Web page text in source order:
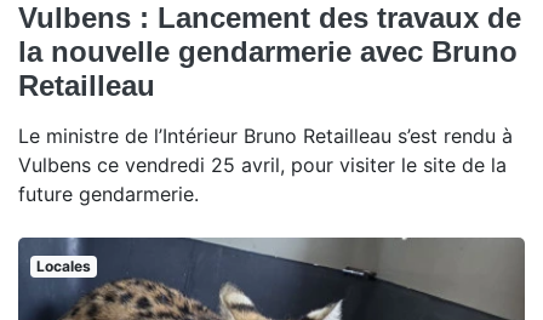
Vulbens : Lancement des travaux de
la nouvelle gendarmerie avec Bruno
Retailleau
Le ministre de l’Intérieur Bruno Retailleau s’est rendu à
Vulbens ce vendredi 25 avril, pour visiter le site de la
future gendarmerie.
Locales